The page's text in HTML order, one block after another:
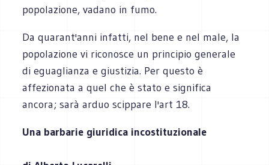
popolazione, vadano in fumo.
Da quarant'anni infatti, nel bene e nel male, la
popolazione vi riconosce un principio generale
di eguaglianza e giustizia. Per questo è
affezionata a quel che è stato e significa
ancora; sarà arduo scippare l'art 18.
Una barbarie giuridica incostituzionale